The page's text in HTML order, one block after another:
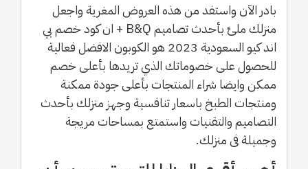
بادر الآن واستفد من هذه العروض المغرية واجعل
منزلك ملئ بأحدث تصاميم B&Q + ان كود خصم بي
اند كيو السعودية 2023 هو الكوبون الافضل فعالية
للحصول على خصوماتك الذي تريدها بأعلى خصم
ممكن وايضا شراء المنتجات بأعلى جودة ممكنة
ومنتجات الطبخ باسعار تنافسية وجهز منزلك بأحدث
التصاميم والتقنيات واستمتع بمساحات مريجة
وجميلة فى منزلك.